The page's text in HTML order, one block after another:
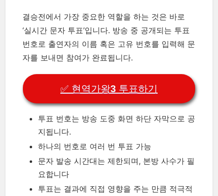
결승전에서 가장 중요한 역할을 하는 것은 바로
‘실시간 문자 투표’입니다. 방송 중 공개되는 투표
번호로 출연자의 이름 혹은 고유 번호를 입력해 문
자를 보내면 참여가 완료됩니다.
✅ 현역가왕3 투표하기
투표 번호는 방송 도중 화면 하단 자막으로 공
지됩니다.
하나의 번호로 여러 번 투표 가능
문자 발송 시간대는 제한되며, 본방 사수가 필
요합니다
투표는 결과에 직접 영향을 주는 만큼 적극적